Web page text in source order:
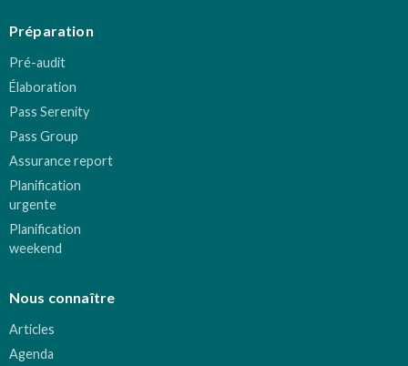
Préparation
Pré-audit
Élaboration
Pass Serenity
Pass Group
Assurance report
Planification
urgente
Planification
weekend
Nous connaître
Articles
Agenda